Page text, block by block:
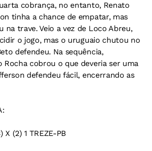
cobrança, no entanto, Renato
tinha a chance de empatar, mas
na trave. Veio a vez de Loco Abreu,
o jogo, mas o uruguaio chutou no
defendeu. Na sequência,
Rocha cobrou o que deveria ser uma
defendeu fácil, encerrando as
X (2) 1 TREZE-PB